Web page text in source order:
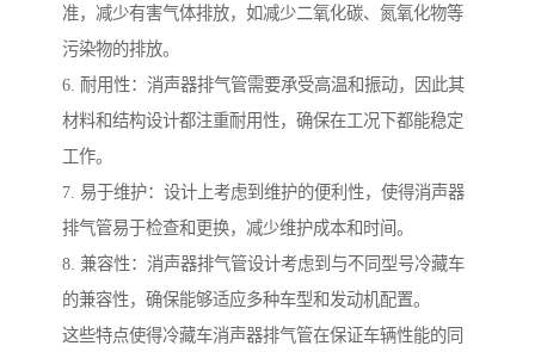
准，减少有害气体排放，如减少二氧化碳、氮氧化物等
污染物的排放。
6. 耐用性：消声器排气管需要承受高温和振动，因此其
材料和结构设计都注重耐用性，确保在工况下都能稳定
工作。
7. 易于维护：设计上考虑到维护的便利性，使得消声器
排气管易于检查和更换，减少维护成本和时间。
8. 兼容性：消声器排气管设计考虑到与不同型号冷藏车
的兼容性，确保能够适应多种车型和发动机配置。
这些特点使得冷藏车消声器排气管在保证车辆性能的同